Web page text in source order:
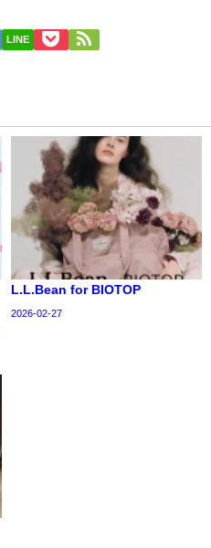
LINE
L.L.Bean for BIOTOP
2026-02-27